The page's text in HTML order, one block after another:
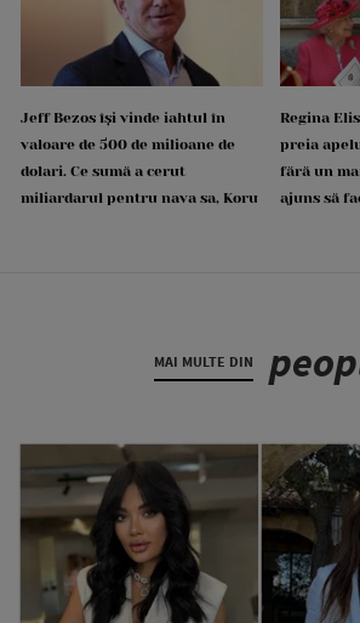
Jeff Bezos își vinde iahtul în
valoare de 500 de milioane de
dolari. Ce sumă a cerut
miliardarul pentru nava sa, Koru
Regina
preia
fără un
ajuns să
MAI MULTE DIN